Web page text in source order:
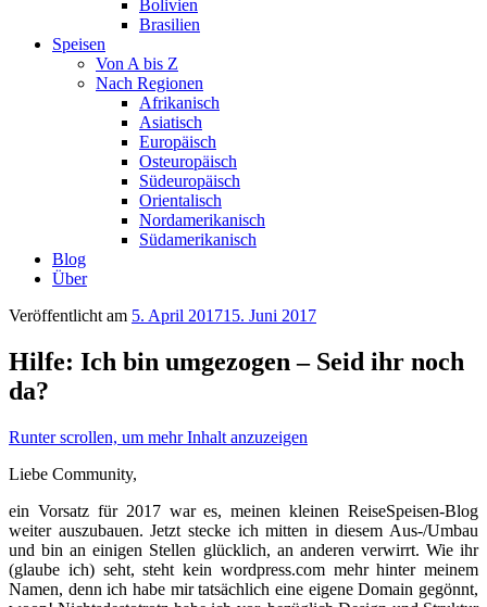
Bolivien
Brasilien
Speisen
Von A bis Z
Nach Regionen
Afrikanisch
Asiatisch
Europäisch
Osteuropäisch
Südeuropäisch
Orientalisch
Nordamerikanisch
Südamerikanisch
Blog
Über
Veröffentlicht am 5. April 201715. Juni 2017
Hilfe: Ich bin umgezogen – Seid ihr noch
da?
Runter scrollen, um mehr Inhalt anzuzeigen
Liebe Community,
ein Vorsatz für 2017 war es, meinen kleinen ReiseSpeisen-Blog
weiter auszubauen. Jetzt stecke ich mitten in diesem Aus-/Umbau
und bin an einigen Stellen glücklich, an anderen verwirrt. Wie ihr
(glaube ich) seht, steht kein wordpress.com mehr hinter meinem
Namen, denn ich habe mir tatsächlich eine eigene Domain gegönnt,